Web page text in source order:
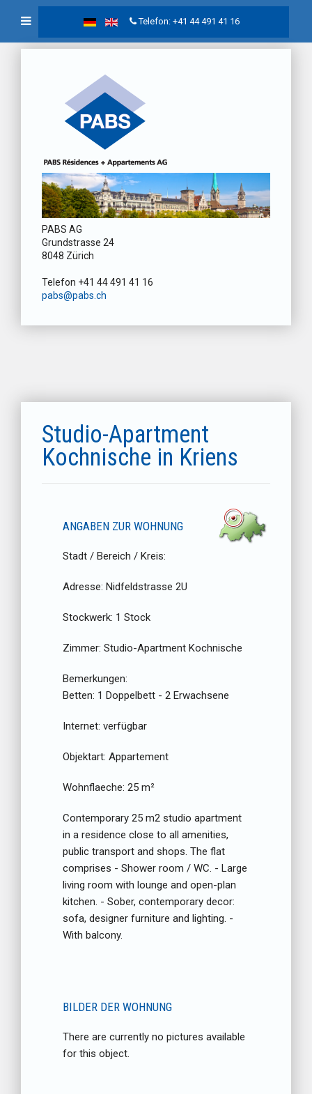
Telefon: +41 44 491 41 16
PABS AG
Grundstrasse 24
8048 Zürich
Telefon +41 44 491 41 16
pabs@pabs.ch
Studio-Apartment
Kochnische in Kriens
ANGABEN ZUR WOHNUNG
Stadt / Bereich / Kreis:
Adresse: Nidfeldstrasse 2U
Stockwerk: 1 Stock
Zimmer: Studio-Apartment Kochnische
Bemerkungen:
Betten: 1 Doppelbett - 2 Erwachsene
Internet: verfügbar
Objektart: Appartement
Wohnflaeche: 25 m²
Contemporary 25 m2 studio apartment
in a residence close to all amenities,
public transport and shops. The flat
comprises - Shower room / WC. - Large
living room with lounge and open-plan
kitchen. - Sober, contemporary decor:
sofa, designer furniture and lighting. -
With balcony.
BILDER DER WOHNUNG
There are currently no pictures available
for this object.